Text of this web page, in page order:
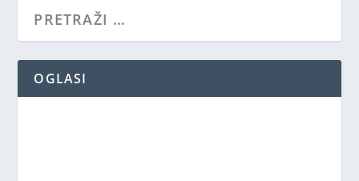
OGLASI